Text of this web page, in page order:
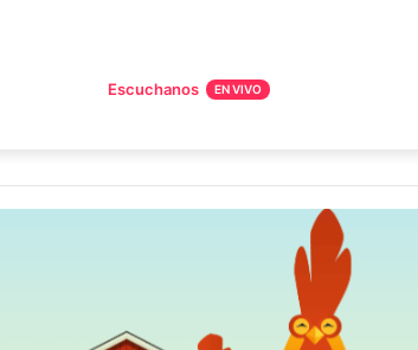
Escuchanos EN VIVO